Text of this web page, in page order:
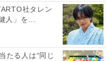
あり得ない』ご視聴ありがと
社タレン
人」を...
たる人は“同じ